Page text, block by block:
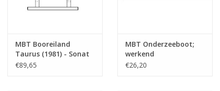
MBT Booreiland
Taurus (1981) - Sonat
Offshore Drilling,
€89,65
MBT Onderzeeboot;
werkend
beginnersmodel -
€26,20